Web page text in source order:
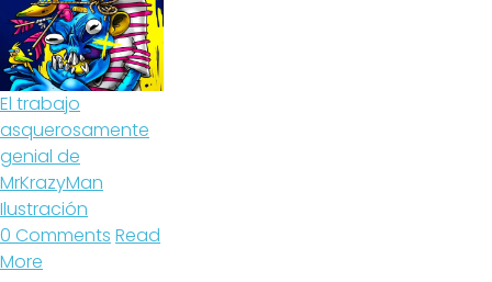
El trabajo
asquerosamente
genial de
MrKrazyMan
Ilustración
0 Comments Read
More